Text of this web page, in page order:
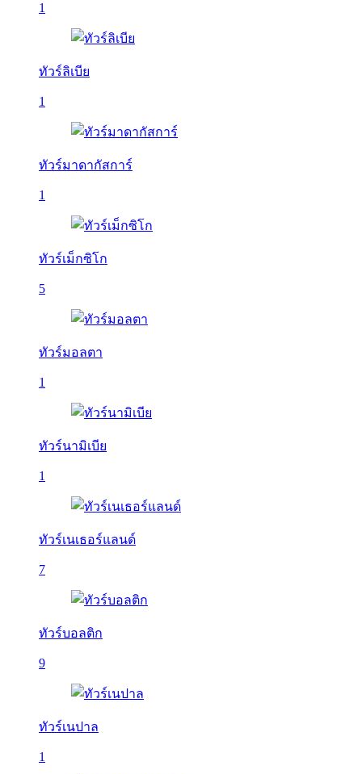
1
ทัวร์ลิเบีย
1
ทัวร์มาดากัสการ์
1
ทัวร์เม็กซิโก
5
ทัวร์มอลตา
1
ทัวร์นามิเบีย
1
ทัวร์เนเธอร์แลนด์
7
ทัวร์บอลติก
9
ทัวร์เนปาล
1